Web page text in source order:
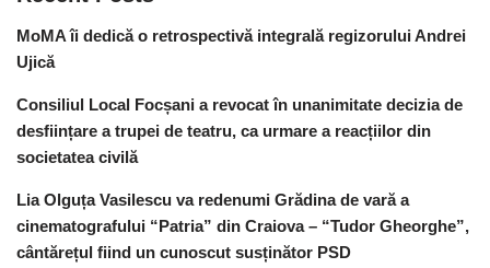
MoMA îi dedică o retrospectivă integrală regizorului Andrei
Ujică
Consiliul Local Focșani a revocat în unanimitate decizia de
desființare a trupei de teatru, ca urmare a reacțiilor din
societatea civilă
Lia Olguța Vasilescu va redenumi Grădina de vară a
cinematografului “Patria” din Craiova – “Tudor Gheorghe”,
cântărețul fiind un cunoscut susținător PSD